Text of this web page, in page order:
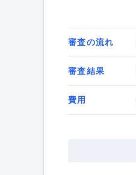
審査の流れ
審査結果
費用